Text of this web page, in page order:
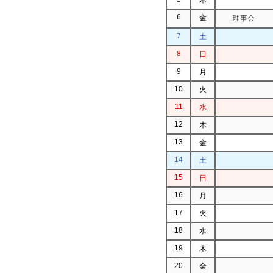
6
金 理事会
7
土
8
日
9
月
10
火
11
水
12
木
13
金
14
土
15
日
16
月
17
火
18
水
19
木
20
金